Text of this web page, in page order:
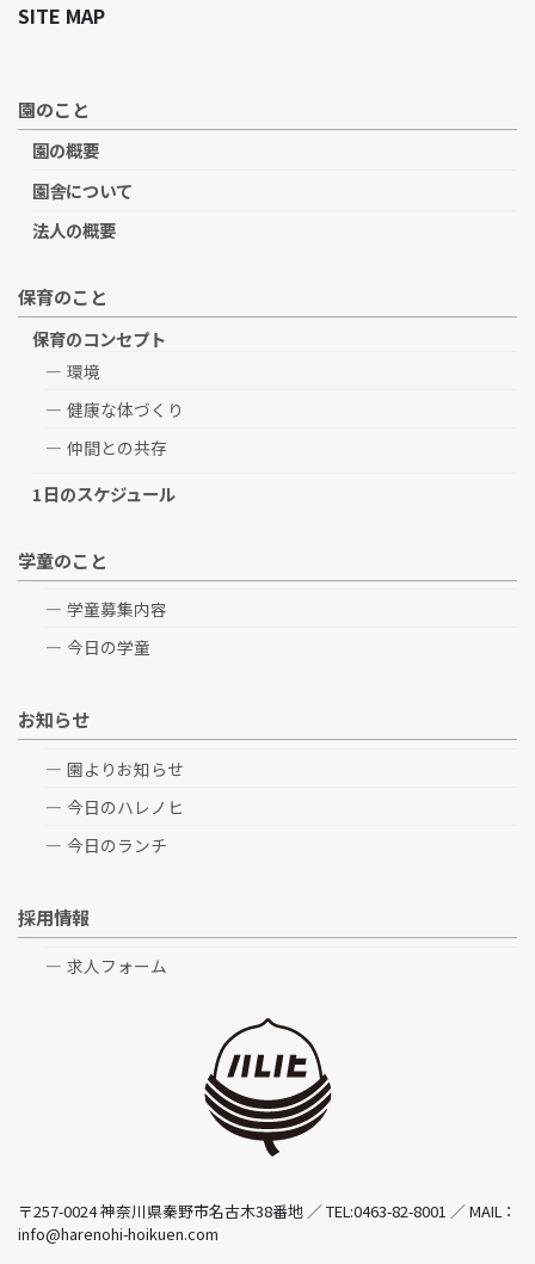
SITE MAP
園のこと
園の概要
園舎について
法人の概要
保育のこと
保育のコンセプト
環境
健康な体づくり
仲間との共存
1日のスケジュール
学童のこと
学童募集内容
今日の学童
お知らせ
園よりお知らせ
今日のハレノヒ
今日のランチ
採用情報
求人フォーム
〒257-0024 神奈川県秦野市名古木38番地 ／ TEL:0463-82-8001 ／ MAIL：
info@harenohi-hoikuen.com